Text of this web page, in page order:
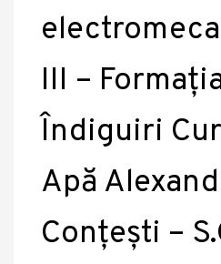
III –
Îndiguiri
Apă
Conțești –